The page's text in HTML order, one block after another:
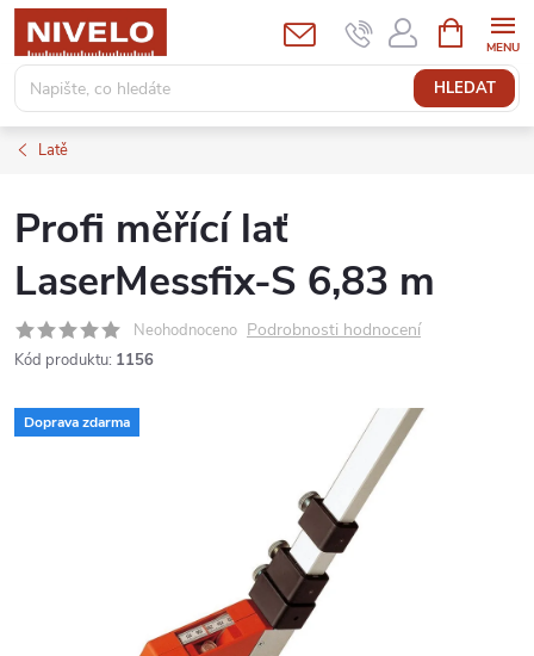
Přejít
obsah
HLEDAT
NÁKUPNÍ
KOŠÍK
Latě
Profi měřící lať
LaserMessfix-S 6,83 m
Neohodnoceno Podrobnosti hodnocení
Kód produktu: 1156
Doprava zdarma